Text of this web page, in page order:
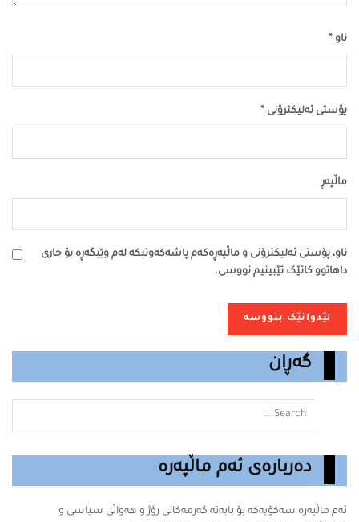
ناو *
پۆستی ئەلیکترۆنی *
ماڵپه‌ڕ
ناو، پۆستی ئەلیکترۆنی و ماڵپەڕەکەم پاشەکەوتبکە لەم وێبگەڕە بۆ جاری
داهاتوو کاتێک تێبینیم نووسی.
گەڕان
دەربارەی ئەم ماڵپەرە
ئەم ماڵپەرە سه‌كۆیه‌كه‌ بۆ بابه‌ته‌ گه‌رمه‌كانى رۆژ و هەواڵی سیاسی و